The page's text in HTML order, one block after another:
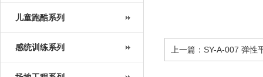
儿童跑酷系列
感统训练系列 上一篇：SY-A-007 弹性